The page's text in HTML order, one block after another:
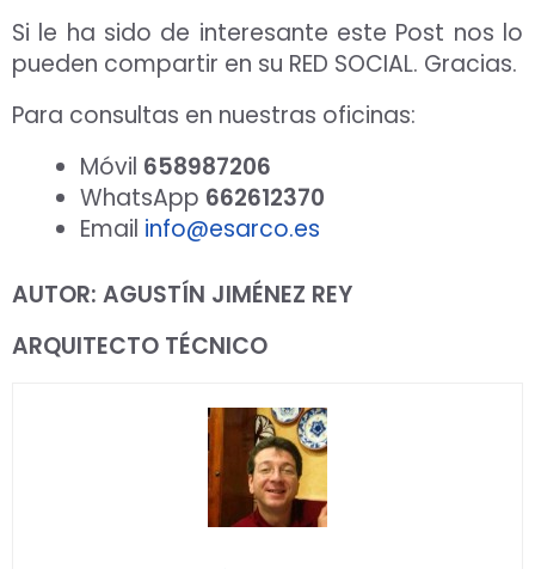
Si le ha sido de interesante este Post nos lo
pueden compartir en su RED SOCIAL. Gracias.
Para consultas en nuestras oficinas:
Móvil 658987206
WhatsApp 662612370
Email info@esarco.es
AUTOR: AGUSTÍN JIMÉNEZ REY
ARQUITECTO TÉCNICO